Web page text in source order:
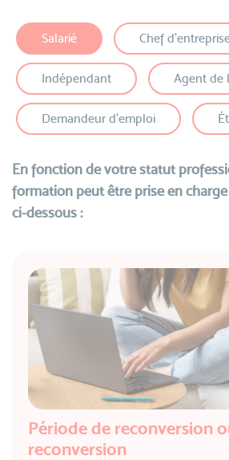
Salarié Chef
Indépendant Agent de
Demandeur d'emploi
En fonction de votre statut
formation peut être prise en
ci-dessous :
Période de reconversion
reconversion